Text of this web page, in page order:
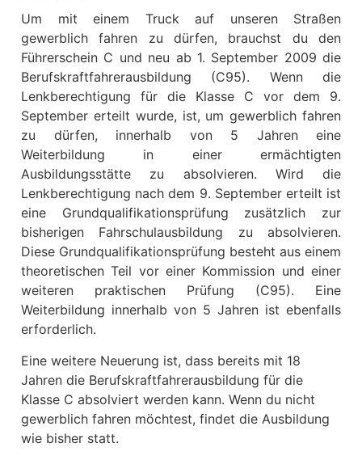
Um mit einem Truck auf unseren Straßen
gewerblich fahren zu dürfen, brauchst du den
Führerschein C und neu ab 1. September 2009 die
Berufskraftfahrerausbildung (C95). Wenn die
Lenkberechtigung für die Klasse C vor dem 9.
September erteilt wurde, ist, um gewerblich fahren
zu dürfen, innerhalb von 5 Jahren eine
Weiterbildung in einer ermächtigten
Ausbildungsstätte zu absolvieren. Wird die
Lenkberechtigung nach dem 9. September erteilt ist
eine Grundqualifikationsprüfung zusätzlich zur
bisherigen Fahrschulausbildung zu absolvieren.
Diese Grundqualifikationsprüfung besteht aus einem
theoretischen Teil vor einer Kommission und einer
weiteren praktischen Prüfung (C95). Eine
Weiterbildung innerhalb von 5 Jahren ist ebenfalls
erforderlich.
Eine weitere Neuerung ist, dass bereits mit 18
Jahren die Berufskraftfahrerausbildung für die
Klasse C absolviert werden kann. Wenn du nicht
gewerblich fahren möchtest, findet die Ausbildung
wie bisher statt.